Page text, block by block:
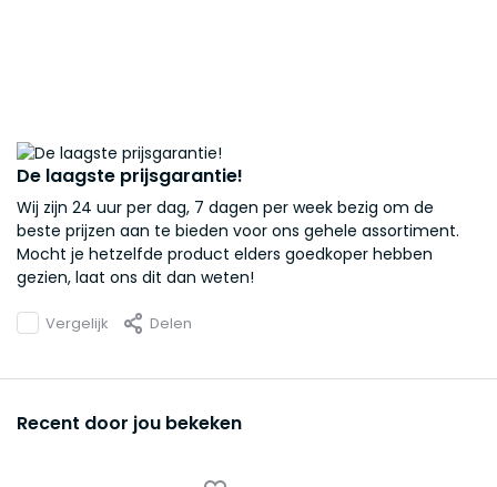
De laagste prijsgarantie!
Wij zijn 24 uur per dag, 7 dagen per week bezig om de
beste prijzen aan te bieden voor ons gehele assortiment.
Mocht je hetzelfde product elders goedkoper hebben
gezien, laat ons dit dan weten!
Vergelijk Delen
Recent door jou bekeken